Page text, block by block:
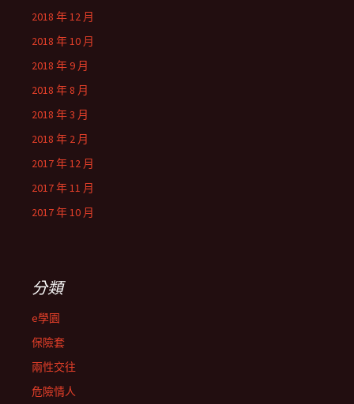
2018 年 12 月
2018 年 10 月
2018 年 9 月
2018 年 8 月
2018 年 3 月
2018 年 2 月
2017 年 12 月
2017 年 11 月
2017 年 10 月
分類
e學園
保險套
兩性交往
危險情人